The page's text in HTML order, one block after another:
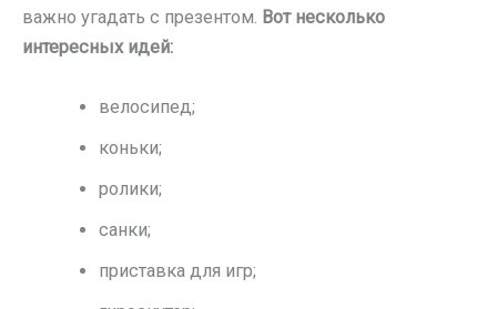
важно угадать с презентом. Вот несколько
интересных идей:
велосипед;
коньки;
ролики;
санки;
приставка для игр;